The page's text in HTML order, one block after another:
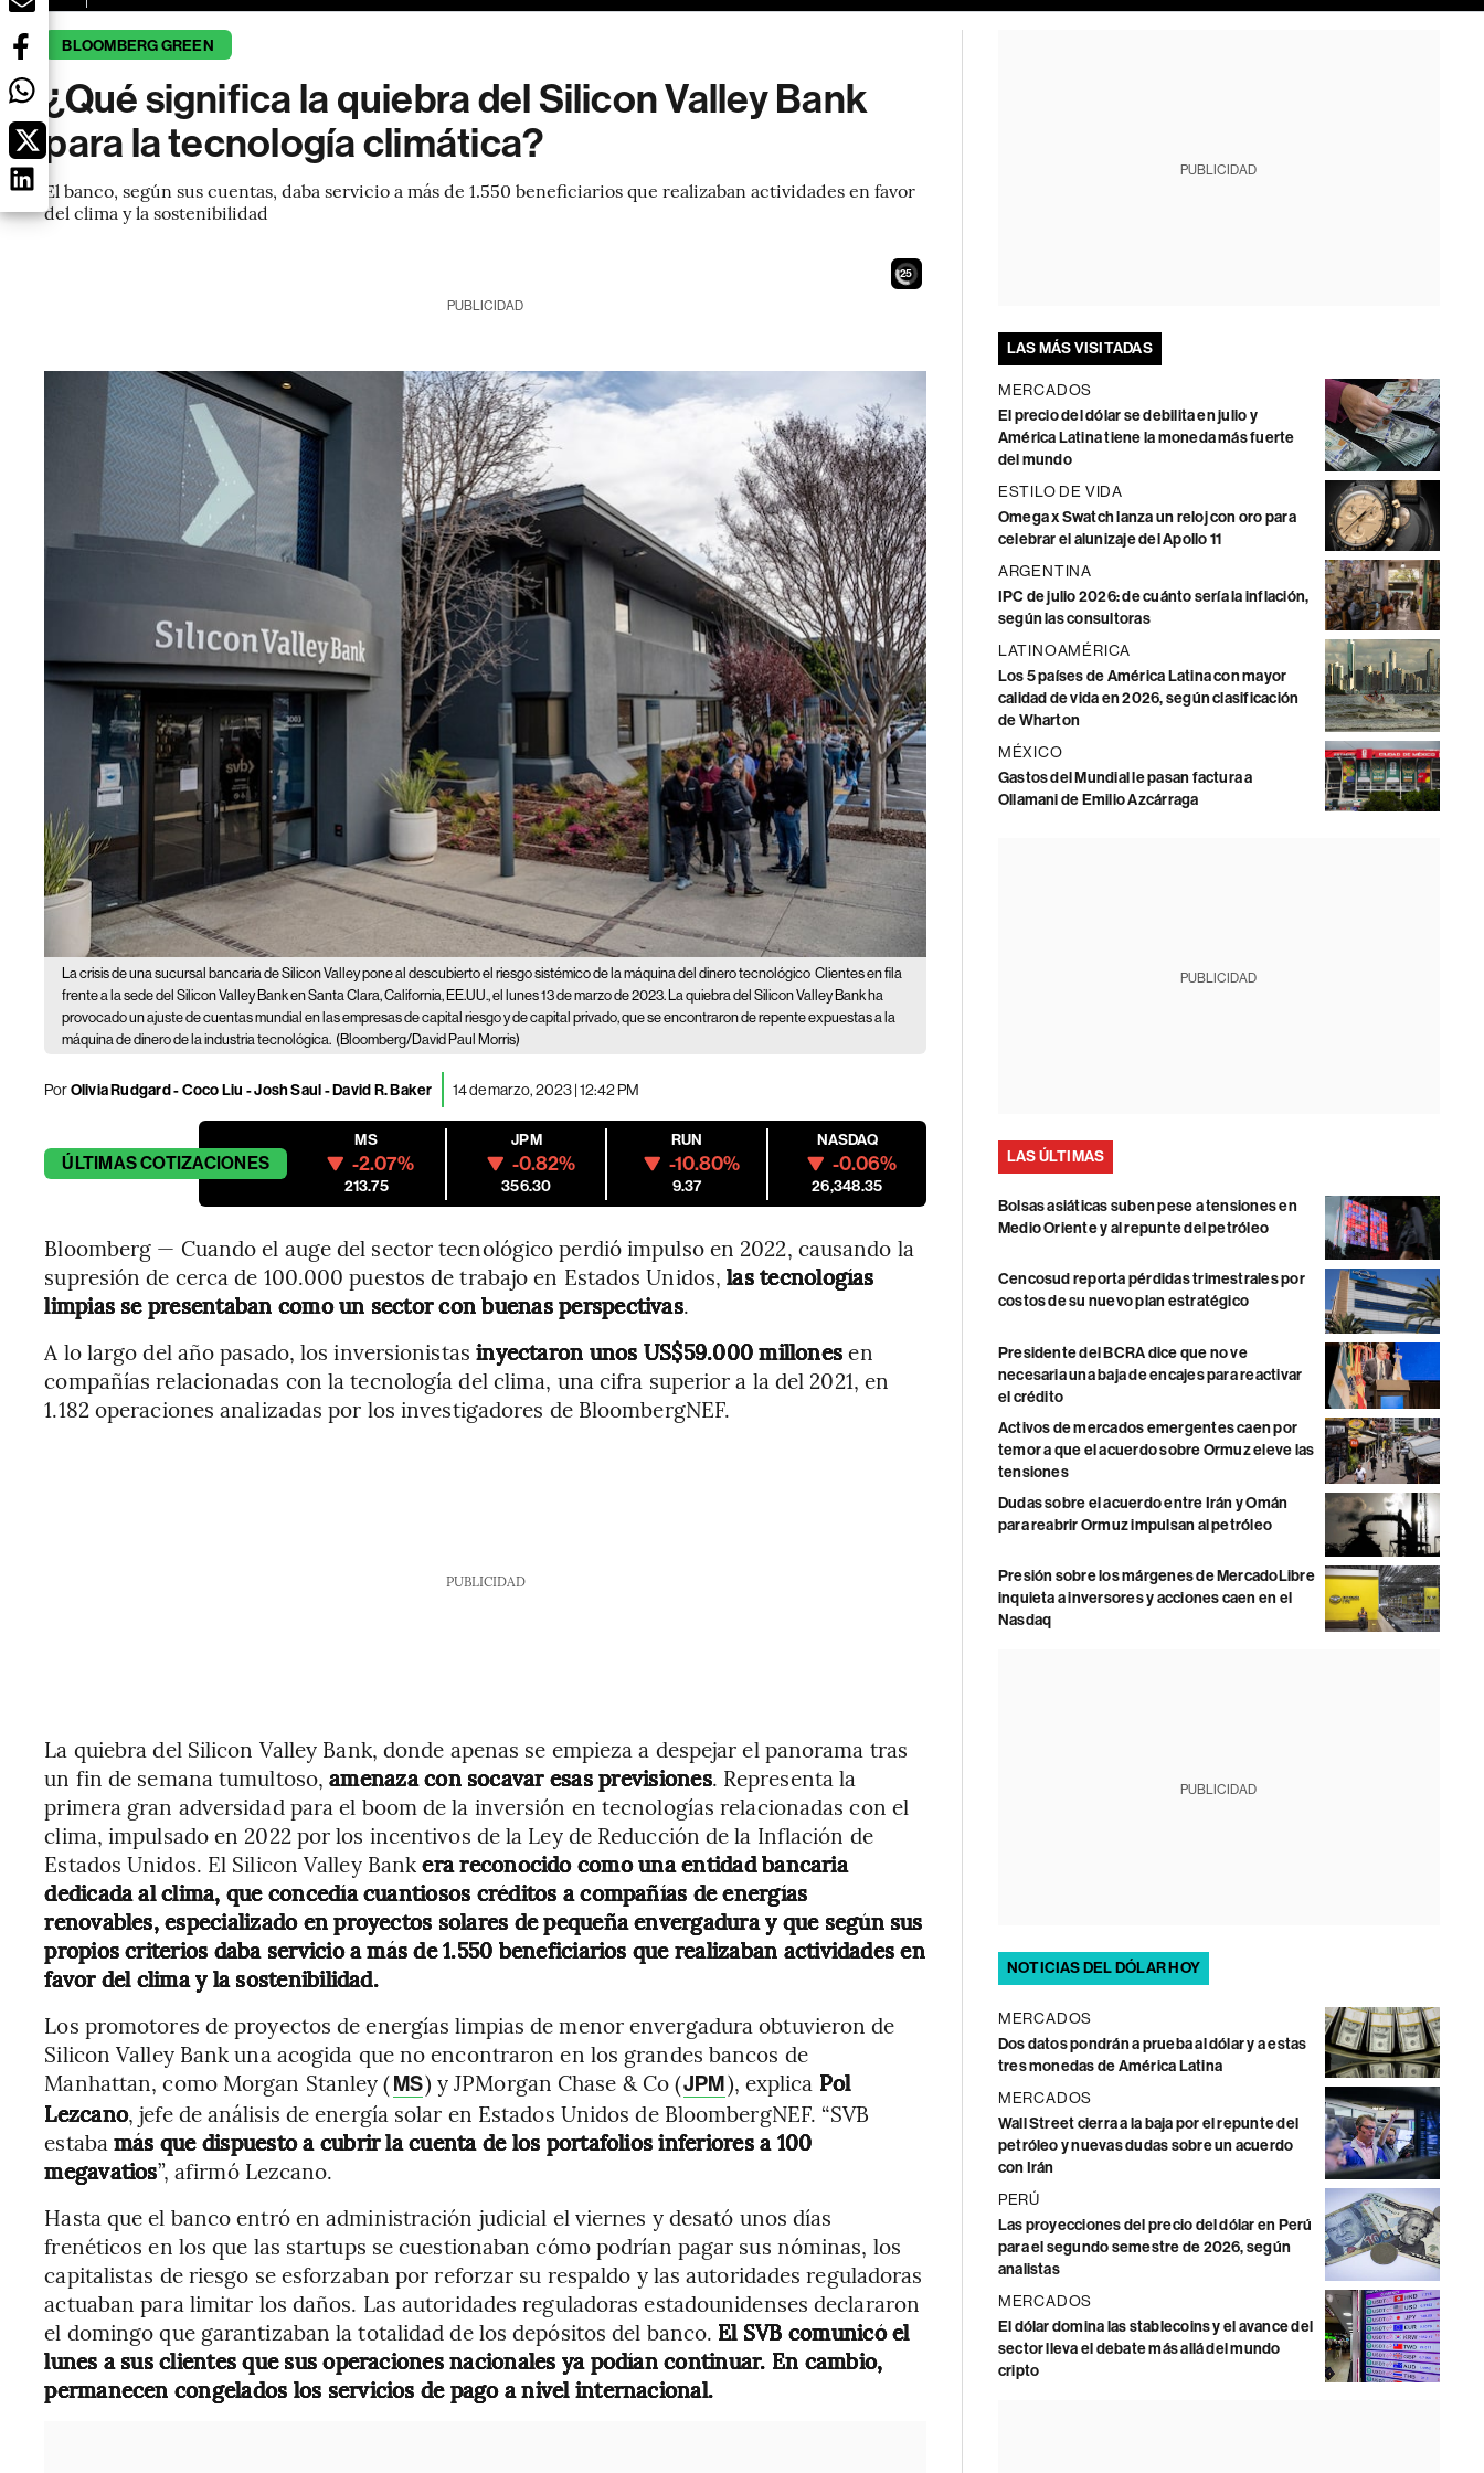
BLOOMBERG GREEN
¿Qué significa la quiebra del Silicon Valley Bank
para la tecnología climática?
El banco, según sus cuentas, daba servicio a más de 1.550 beneficiarios que realizaban actividades en favor
del clima y la sostenibilidad
24
PUBLICIDAD
La crisis de una sucursal bancaria de Silicon Valley pone al descubierto el riesgo sistémico de la máquina del dinero tecnológico Clientes en fila
frente a la sede del Silicon Valley Bank en Santa Clara, California, EE.UU., el lunes 13 de marzo de 2023. La quiebra del Silicon Valley Bank ha
provocado un ajuste de cuentas mundial en las empresas de capital riesgo y de capital privado, que se encontraron de repente expuestas a la
máquina de dinero de la industria tecnológica. (Bloomberg/David Paul Morris)
PorOlivia Rudgard - Coco Liu - Josh Saul - David R. Baker 14 de marzo, 2023 | 12:42 PM
ÚLTIMASCOTIZACIONES
MS
-2.07%
213.75
JPM
-0.82%
356.30
RUN
-10.80%
9.37
NASDAQ
-0.06%
26,348.35
Bloomberg — Cuando el auge del sector tecnológico perdió impulso en 2022, causando la
supresión de cerca de 100.000 puestos de trabajo en Estados Unidos,las tecnologías
limpias se presentaban como un sector con buenas perspectivas.
A lo largo del año pasado, los inversionistas inyectaron unos US$59.000 millonesen
compañías relacionadas con la tecnología del clima, una cifra superior a la del 2021, en
1.182 operaciones analizadas por los investigadores de BloombergNEF.
PUBLICIDAD
La quiebra del Silicon Valley Bank, donde apenas se empieza a despejar el panorama tras
un fin de semana tumultoso,amenaza con socavar esas previsiones. Representa la
primera gran adversidad para el boom de la inversión en tecnologías relacionadas con el
clima, impulsado en 2022 por los incentivos de la Ley de Reducción de la Inflación de
Estados Unidos. El Silicon Valley Bankera reconocido como una entidad bancaria
dedicada al clima, que concedía cuantiosos créditos a compañías de energías
renovables, especializado en proyectos solares de pequeña envergadura y que según sus
propios criterios daba servicio a más de 1.550 beneficiarios que realizaban actividades en
favor del clima y la sostenibilidad.
Los promotores de proyectos de energías limpias de menor envergadura obtuvieron de
Silicon Valley Bank una acogida que no encontraron en los grandes bancos de
Manhattan, como Morgan Stanley (MS) y JPMorgan Chase & Co (JPM), explica Pol
Lezcano, jefe de análisis de energía solar en Estados Unidos de BloombergNEF. “SVB
estabamás que dispuesto a cubrir la cuenta de los portafolios inferiores a 100
megavatios”, afirmó Lezcano.
Hasta que el banco entró en administración judicial el viernes y desató unos días
frenéticos en los que las startups se cuestionaban cómo podrían pagar sus nóminas, los
capitalistas de riesgo se esforzaban por reforzar su respaldo y las autoridades reguladoras
actuaban para limitar los daños. Las autoridades reguladoras estadounidenses declararon
el domingo que garantizaban la totalidad de los depósitos del banco. El SVB comunicó el
lunes a sus clientes que sus operaciones nacionales ya podían continuar. En cambio,
permanecen congelados los servicios de pago a nivel internacional.
PUBLICIDAD
LAS MÁS VISITADAS
MERCADOS
El precio del dólar se debilita en julio y
América Latina tiene la moneda más fuerte
del mundo
ESTILO DE VIDA
Omega x Swatch lanza un reloj con oro para
celebrar el alunizaje del Apollo 11
ARGENTINA
IPC de julio 2026: de cuánto sería la inflación,
según las consultoras
LATINOAMÉRICA
Los 5 países de América Latina con mayor
calidad de vida en 2026, según clasificación
de Wharton
MÉXICO
Gastos del Mundial le pasan factura a
Ollamani de Emilio Azcárraga
PUBLICIDAD
LAS ÚLTIMAS
Bolsas asiáticas suben pese a tensiones en
Medio Oriente y al repunte del petróleo
Cencosud reporta pérdidas trimestrales por
costos de su nuevo plan estratégico
Presidente del BCRA dice que no ve
necesaria una baja de encajes para reactivar
el crédito
Activos de mercados emergentes caen por
temor a que el acuerdo sobre Ormuz eleve las
tensiones
Dudas sobre el acuerdo entre Irán y Omán
para reabrir Ormuz impulsan al petróleo
Presión sobre los márgenes de MercadoLibre
inquieta a inversores y acciones caen en el
Nasdaq
PUBLICIDAD
NOTICIAS DEL DÓLAR HOY
MERCADOS
Dos datos pondrán a prueba al dólar y a estas
tres monedas de América Latina
MERCADOS
Wall Street cierra a la baja por el repunte del
petróleo y nuevas dudas sobre un acuerdo
con Irán
PERÚ
Las proyecciones del precio del dólar en Perú
para el segundo semestre de 2026, según
analistas
MERCADOS
El dólar domina las stablecoins y el avance del
sector lleva el debate más allá del mundo
cripto